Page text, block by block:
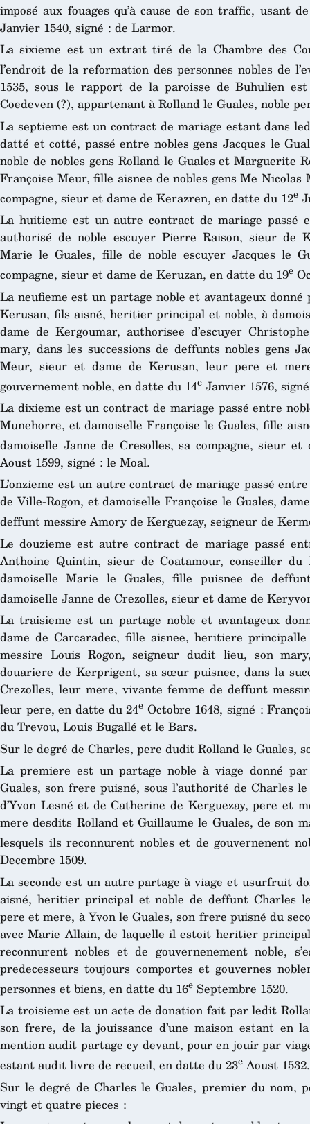
imposé aux fouages qu’à cause de son traffic, usant
Janvier 1540, signé : de Larmor.
La sixieme est un extrait tiré de la Chambre des
l’endroit de la reformation des personnes nobles de
1535, sous le rapport de la paroisse de Buhulien
Coedeven (?), appartenant à Rolland le Guales, noble
La septieme est un contract de mariage estant dans
datté et cotté, passé entre nobles gens Jacques le
noble de nobles gens Rolland le Guales et Marguerite
Françoise Meur, fille aisnee de nobles gens Me
compagne, sieur et dame de Kerazren, en datte du 12e
La huitieme est un autre contract de mariage passé
authorisé de noble escuyer Pierre Raison, sieur de
Marie le Guales, fille de noble escuyer Jacques le
compagne, sieur et dame de Keruzan, en datte du 19e
La neufieme est un partage noble et avantageux
Kerusan, fils aisné, heritier principal et noble, à
dame de Kergoumar, authorisee d’escuyer
mary, dans les successions de deffunts nobles gens
Meur, sieur et dame de Kerusan, leur pere et
gouvernement noble, en datte du 14e Janvier 1576,
La dixieme est un contract de mariage passé entre
Munehorre, et damoiselle Françoise le Guales, fille
damoiselle Janne de Cresolles, sa compagne, sieur
Aoust 1599, signé : le Moal.
L’onzieme est un autre contract de mariage passé
de Ville-Rogon, et damoiselle Françoise le Guales,
deffunt messire Amory de Kerguezay, seigneur de
Le douzieme est autre contract de mariage passé
Anthoine Quintin, sieur de Coatamour, conseiller
damoiselle Marie le Guales, fille puisnee de
damoiselle Janne de Crezolles, sieur et dame de
La traisieme est un partage noble et avantageux
dame de Carcaradec, fille aisnee, heritiere
messire Louis Rogon, seigneur dudit lieu, son
douariere de Kerprigent, sa sœur puisnee, dans la
Crezolles, leur mere, vivante femme de deffunt
leur pere, en datte du 24e Octobre 1648, signé :
du Trevou, Louis Bugallé et le Bars.
Sur le degré de Charles, pere dudit Rolland le Guales,
La premiere est un partage noble à viage donné
Guales, son frere puisné, sous l’authorité de Charles
d’Yvon Lesné et de Catherine de Kerguezay, pere et
mere desdits Rolland et Guillaume le Guales, de son
lesquels ils reconnurent nobles et de gouvernenent
Decembre 1509.
La seconde est un autre partage à viage et usurfruit
aisné, heritier principal et noble de deffunt Charles
pere et mere, à Yvon le Guales, son frere puisné du
avec Marie Allain, de laquelle il estoit heritier
reconnurent nobles et de gouvernenement noble,
predecesseurs toujours comportes et gouvernes
personnes et biens, en datte du 16e Septembre 1520.
La troisieme est un acte de donation fait par ledit
son frere, de la jouissance d’une maison estant
mention audit partage cy devant, pour en jouir par
estant audit livre de recueil, en datte du 23eAoust 1532.
Sur le degré de Charles le Guales, premier du nom,
vingt et quatre pieces :